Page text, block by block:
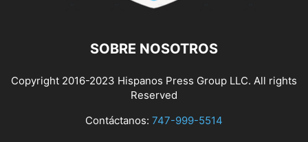
SOBRE NOSOTROS
Copyright 2016-2023 Hispanos Press Group LLC. All rights
Reserved
Contáctanos: 747-999-5514